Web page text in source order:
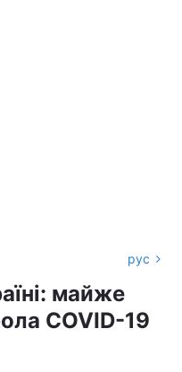
рус
майже
COVID-19